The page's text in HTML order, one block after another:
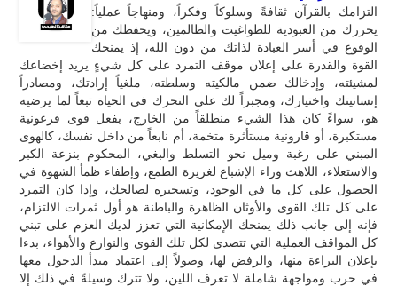
التزامك بالقرآن ثقافةً وسلوكاً وفكراً، ومنهاجاً عملياً:
يحررك من العبودية للطواغيت والظالمين، ويحفظك من
الوقوع في أسر العبادة لذاتك من دون الله، إذ يمنحك
القوة والقدرة على إعلان موقف التمرد على كل شيءٍ يريد إخضاعك
لمشيئته، وإدخالك ضمن مالكيته وسلطته، ملغياً إرادتك، ومصادراً
إنسانيتك واختيارك، ومجبراً لك على التحرك في الحياة تبعاً لما يرضيه
هو، سواءً كان هذا الشيء منطلقاً من الخارج، بفعل قوى فرعونية
مستكبرة، أو قارونية مستأثرة متخمة، أم نابعاً من داخل نفسك، كالهوى
المبني على رغبة وميل نحو التسلط والبغي، المحكوم بنزعة الكبر
والاستعلاء، اللاهث وراء الإشباع لغريزة الطمع، وإطفاء ظمأ الشهوة في
الحصول على كل ما في الوجود، وتسخيره لصالحك، وإذا كان التمرد
على كل تلك القوى والأوثان الظاهرة والباطنة هو أول ثمرات الالتزام،
فإنه إلى جانب ذلك يمنحك الإمكانية التي تعزز لديك العزم على تبني
كل المواقف العملية التي تتصدى لكل تلك القوى والنوازع والأهواء، بدءا
بإعلان البراءة منها، والرفض لها، وصولاً إلى اعتماد مبدأ الدخول معها
في حرب ومواجهة شاملة لا تعرف اللين، ولا تترك وسيلةً في ذلك إلا